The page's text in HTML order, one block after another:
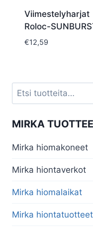
Viimestelyharjat
Roloc-
€12,59
Etsi:
MIRKA
Mirka hiomakoneet
Mirka hiontaverkot
Mirka hiomalaikat
Mirka